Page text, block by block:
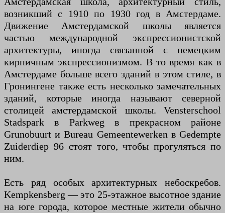
возникший с 1910 по 1930 год в Амстердаме.
Движение Амстердамской школы является
частью международной экспрессионистской
архитектуры, иногда связанной с немецким
кирпичным экспрессионизмом. В то время как в
Амстердаме больше всего зданий в этом стиле, в
Гронингене также есть несколько замечательных
зданий, которые иногда называют северной
столицей амстердамской школы. Vensterschool
Stadspark в Parkweg в прекрасном районе
Grunobuurt и Bureau Gemeentewerken в Gedempte
Zuiderdiep 96 стоят того, чтобы прогуляться по
ним.
Есть ряд особых архитектурных небоскребов.
Kempkensberg — это 25-этажное высотное здание
на юге города, которое местные жители обычно